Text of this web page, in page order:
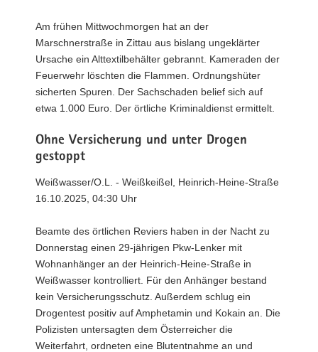
Am frühen Mittwochmorgen hat an der
Marschnerstraße in Zittau aus bislang ungeklärter
Ursache ein Alttextilbehälter gebrannt. Kameraden der
Feuerwehr löschten die Flammen. Ordnungshüter
sicherten Spuren. Der Sachschaden belief sich auf
etwa 1.000 Euro. Der örtliche Kriminaldienst ermittelt.
Ohne Versicherung und unter Drogen
gestoppt
Weißwasser/O.L. - Weißkeißel, Heinrich-Heine-Straße
16.10.2025, 04:30 Uhr
Beamte des örtlichen Reviers haben in der Nacht zu
Donnerstag einen 29-jährigen Pkw-Lenker mit
Wohnanhänger an der Heinrich-Heine-Straße in
Weißwasser kontrolliert. Für den Anhänger bestand
kein Versicherungsschutz. Außerdem schlug ein
Drogentest positiv auf Amphetamin und Kokain an. Die
Polizisten untersagten dem Österreicher die
Weiterfahrt, ordneten eine Blutentnahme an und